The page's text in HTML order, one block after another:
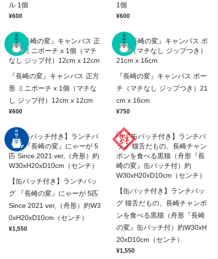
ル 1個
¥600
1個
¥600
『長崎の変』キャンバス 正方
形 ミニポーチ x 1個（マチな
し ジップ付）12cm x 12cm
¥600
『長崎の変』キャンバス ポー
チ（マチなし ジップつき）21
cm x 16cm
¥750
【缶バッチ付き】ランチバッ
グ 『長崎の変』にゃーが 5匹
Since 2021 ver,（舟形）約W3
0xH20xD10cm（センチ）
¥1,550
【缶バッチ付き】ランチバッ
グ 猫舌だもの。長崎チャンポ
ンを食べる黒猫（舟形『長崎
の変』缶バッチ付）約W30xH
20xD10cm（センチ）
¥1,550